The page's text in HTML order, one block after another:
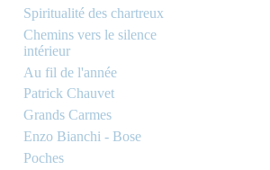
Spiritualité des chartreux
Chemins vers le silence
intérieur
Au fil de l'année
Patrick Chauvet
Grands Carmes
Enzo Bianchi - Bose
Poches